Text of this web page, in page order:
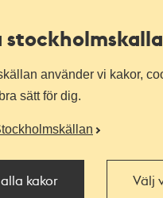
använder vi kakor,
sätt för dig.
kakor Välj